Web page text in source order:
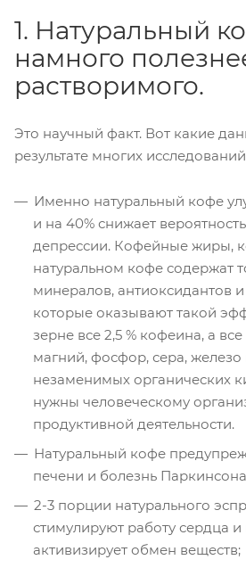
1. Натуральный
намного
растворимого.
Это научный факт. Вот какие
результате многих
Именно натуральный кофе
и на 40% снижает
депрессии. Кофейные жиры,
натуральном кофе содержат
минералов, антиоксидантов
которые оказывают такой
зерне все 2,5 % кофеина, а
магний, фосфор, сера, железо
незаменимых органических
нужны человеческому
продуктивной деятельности.
Натуральный кофе
печени и болезнь
2-3 порции натурального
стимулируют работу сердца и
активизирует обмен веществ;